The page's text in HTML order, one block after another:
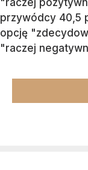
przywódcy 40,5
opcję
"raczej